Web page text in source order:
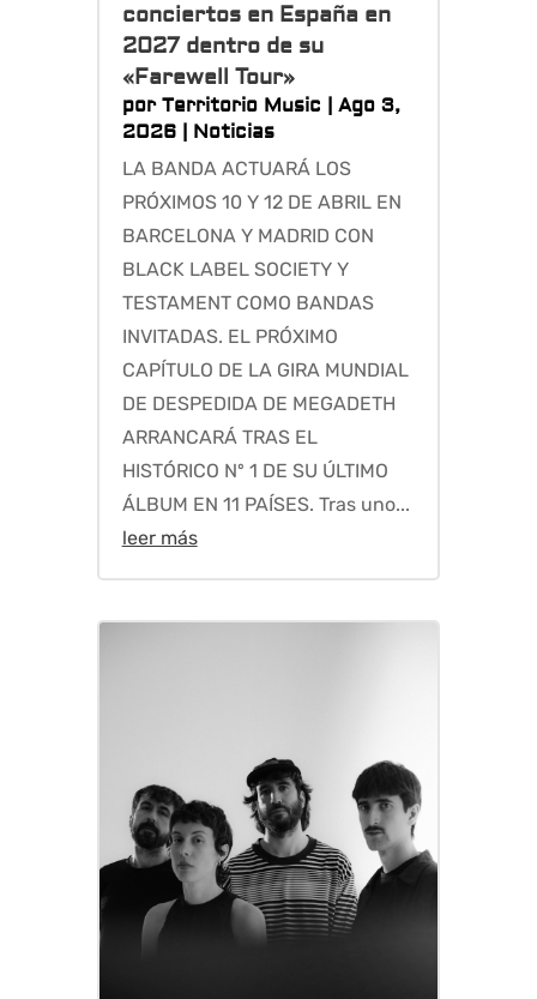
conciertos en España en
2027 dentro de su
«Farewell Tour»
por Territorio Music
Ago 3,
2026| Noticias
LA BANDA ACTUARÁ LOS
PRÓXIMOS 10 Y 12 DE ABRIL EN
BARCELONA Y MADRID CON
BLACK LABEL SOCIETY Y
TESTAMENT COMO BANDAS
INVITADAS. EL PRÓXIMO
CAPÍTULO DE LA GIRA MUNDIAL
DE DESPEDIDA DE MEGADETH
ARRANCARÁ TRAS EL
HISTÓRICO Nº 1 DE SU ÚLTIMO
ÁLBUM EN 11 PAÍSES. Tras uno...
leer más